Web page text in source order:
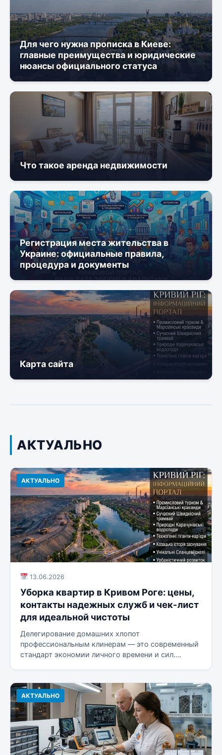
Для чего нужна прописка в Киеве:
главные преимущества и юридические
нюансы официального статуса
Что такое аренда недвижимости
Регистрация места жительства в
Украине: официальные правила,
процедура и документы
Карта сайта
АКТУАЛЬНО
АКТУАЛЬНО
13.06.2026
Уборка квартир в Кривом Роге: цены,
контакты надежных служб и чек-лист
для идеальной чистоты
Делегирование домашних хлопот
профессиональным клинерам — это современный
стандарт экономии личного времени и сил.
АКТУАЛЬНО